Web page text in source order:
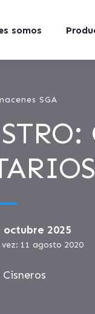
somos
SGA
2025
11 agosto 2020
Cisneros